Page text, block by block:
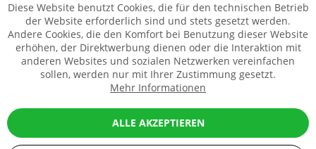
Diese Website benutzt Cookies, die für den technischen Betrieb
der Website erforderlich sind und stets gesetzt werden.
Andere Cookies, die den Komfort bei Benutzung dieser Website
erhöhen, der Direktwerbung dienen oder die Interaktion mit
anderen Websites und sozialen Netzwerken vereinfachen
sollen, werden nur mit Ihrer Zustimmung gesetzt.
Mehr Informationen
ALLE AKZEPTIEREN